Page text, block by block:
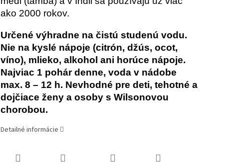
ako 2000 rokov.
Určené výhradne na čistú studenú vodu.
Nie na kyslé nápoje (citrón, džús, ocot,
víno), mlieko, alkohol ani horúce nápoje.
Najviac 1 pohár denne, voda v nádobe
max. 8 – 12 h. Nevhodné pre deti, tehotné a
dojčiace ženy a osoby s Wilsonovou
chorobou.
Detailné informácie